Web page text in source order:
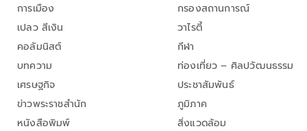
การเมือง
เปลว สีเงิน
คอลัมนิสต์
บทความ
เศรษฐกิจ
ข่าวพระราชสำนัก
หนังสือพิมพ์
กรองสถานการณ์
วาไรตี้
กีฬา
ท่องเที่ยว – ศิลปวัฒนธรรม
ประชาสัมพันธ์
ภูมิภาค
สิ่งแวดล้อม